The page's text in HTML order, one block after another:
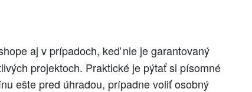
aj v prípadoch, keď nie je garantovaný
projektoch. Praktické je pýtať si písomné
ešte pred úhradou, prípadne voliť osobný